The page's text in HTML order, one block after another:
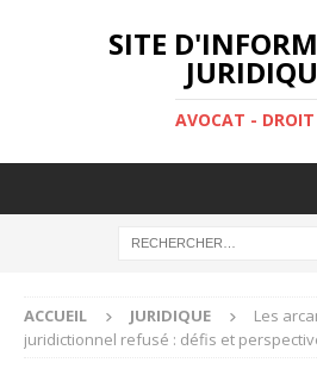
SITE
AVOCAT -
ACCUEIL JURIDIQUE
Les
juridictionnel refusé : défis et